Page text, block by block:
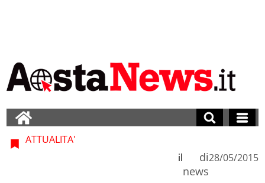
ATTUALITA'
di
news
il 28/05/2015